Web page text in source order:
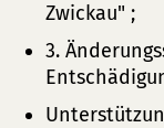
Zwickau" ;
3.